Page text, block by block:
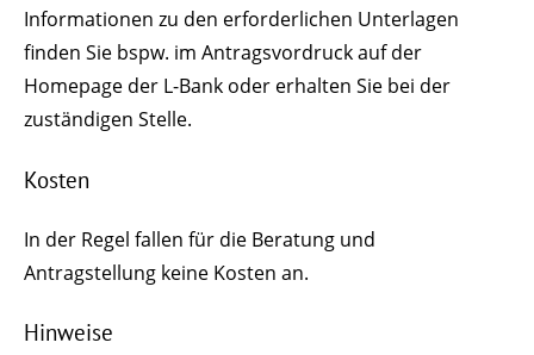
Informationen zu den erforderlichen Unterlagen
finden Sie bspw. im Antragsvordruck auf der
Homepage der L-Bank oder erhalten Sie bei der
zuständigen Stelle.
Kosten
In der Regel fallen für die Beratung und
Antragstellung keine Kosten an.
Hinweise